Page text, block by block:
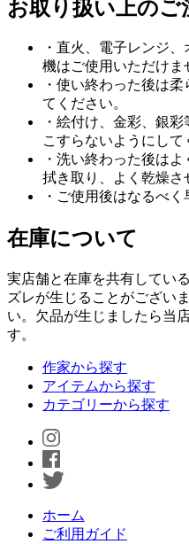
お取り扱い上のご
・直火、電子レンジ
機はご使用いただけま
・使い終わった後は
てください。
・絵付け、金彩、銀
こすらないようにして
・洗い終わった後は
拭き取り、よく乾燥さ
・ご使用後はなるべく
在庫について
実店舗と在庫を共有してい
ズレが生じることがござい
い。欠品が生じましたら当
す。
作家から探す
アイテムから探す
カテゴリーから探す
ホーム
ご利用ガイド